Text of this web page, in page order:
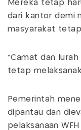
Mereka tetap
dari kantor demi
masyarakat
“Camat dan
tetap
Pemerintah
dipantau dan
pelaksanaan